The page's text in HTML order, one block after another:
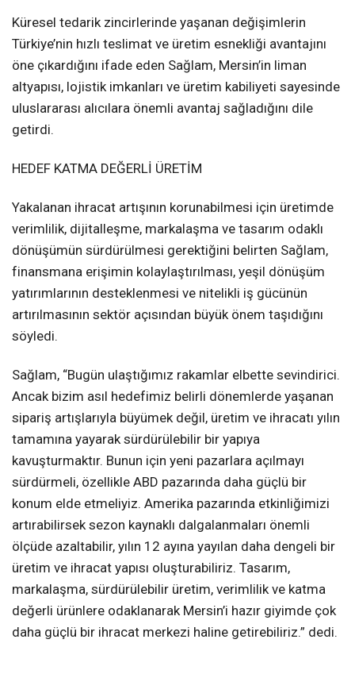
Küresel tedarik zincirlerinde yaşanan değişimlerin
Türkiye’nin hızlı teslimat ve üretim esnekliği avantajını
öne çıkardığını ifade eden Sağlam, Mersin’in liman
altyapısı, lojistik imkanları ve üretim kabiliyeti sayesinde
uluslararası alıcılara önemli avantaj sağladığını dile
getirdi.
HEDEF KATMA DEĞERLİ ÜRETİM
Yakalanan ihracat artışının korunabilmesi için üretimde
verimlilik, dijitalleşme, markalaşma ve tasarım odaklı
dönüşümün sürdürülmesi gerektiğini belirten Sağlam,
finansmana erişimin kolaylaştırılması, yeşil dönüşüm
yatırımlarının desteklenmesi ve nitelikli iş gücünün
artırılmasının sektör açısından büyük önem taşıdığını
söyledi.
Sağlam, “Bugün ulaştığımız rakamlar elbette sevindirici.
Ancak bizim asıl hedefimiz belirli dönemlerde yaşanan
sipariş artışlarıyla büyümek değil, üretim ve ihracatı yılın
tamamına yayarak sürdürülebilir bir yapıya
kavuşturmaktır. Bunun için yeni pazarlara açılmayı
sürdürmeli, özellikle ABD pazarında daha güçlü bir
konum elde etmeliyiz. Amerika pazarında etkinliğimizi
artırabilirsek sezon kaynaklı dalgalanmaları önemli
ölçüde azaltabilir, yılın 12 ayına yayılan daha dengeli bir
üretim ve ihracat yapısı oluşturabiliriz. Tasarım,
markalaşma, sürdürülebilir üretim, verimlilik ve katma
değerli ürünlere odaklanarak Mersin’i hazır giyimde çok
daha güçlü bir ihracat merkezi haline getirebiliriz.” dedi.